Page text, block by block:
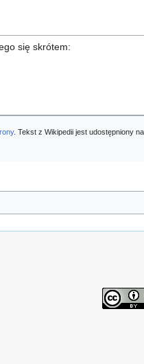
się skrótem:
. Tekst z Wikipedii jest udostępniony